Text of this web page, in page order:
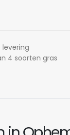
levering
4 soorten gras